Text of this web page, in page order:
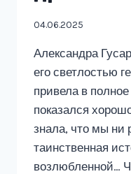
04.06.2025
Александра
его светлостью
привела в
показался
знала, что мы ни
таинственная
возлюбленной…